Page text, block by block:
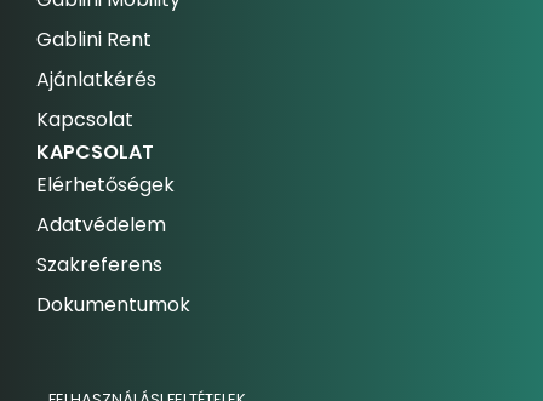
Gablini Rent
Ajánlatkérés
Kapcsolat
KAPCSOLAT
Elérhetőségek
Adatvédelem
Szakreferens
Dokumentumok